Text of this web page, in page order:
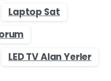
Laptop Sat
LED TV Alan Yerler